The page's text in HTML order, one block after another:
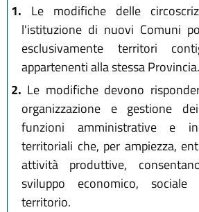
1. Le modifiche delle
l'istituzione di nuovi Comuni
esclusivamente territori
appartenenti alla stessa Provincia.
2. Le modifiche devono
organizzazione e gestione
funzioni amministrative e
territoriali che, per ampiezza,
attività produttive,
sviluppo economico,
territorio.